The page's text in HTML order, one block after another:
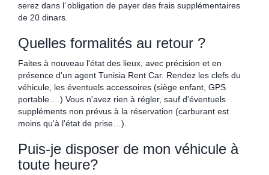
serez dans l´obligation de payer des frais supplémentaires
de 20 dinars.
Quelles formalités au retour ?
Faites à nouveau l'état des lieux, avec précision et en
présence d'un agent Tunisia Rent Car. Rendez les clefs du
véhicule, les éventuels accessoires (siège enfant, GPS
portable….) Vous n'avez rien à régler, sauf d'éventuels
suppléments non prévus à la réservation (carburant est
moins qu'à l'état de prise…).
Puis-je disposer de mon véhicule à
toute heure?